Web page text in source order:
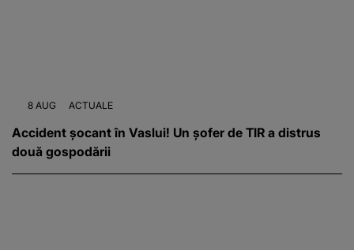
8 AUG ACTUALE
Accident șocant în Vaslui! Un șofer de TIR a distrus
două gospodării